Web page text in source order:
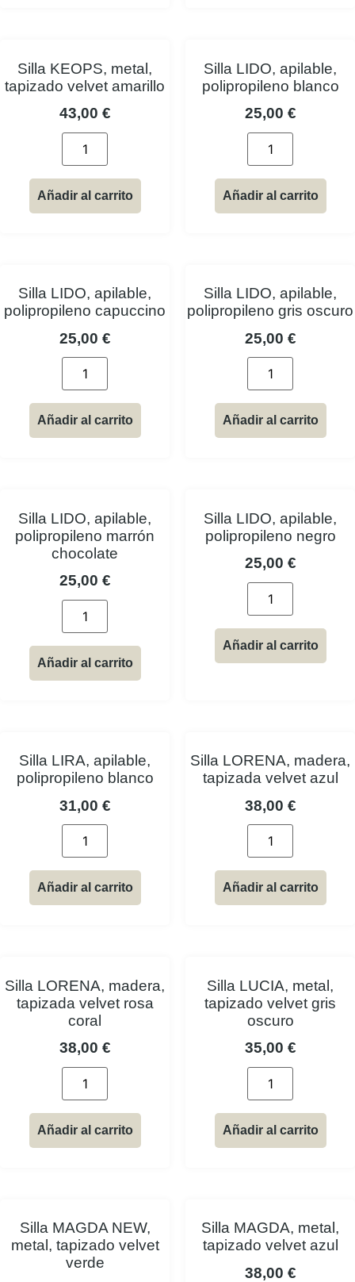
Silla KEOPS, metal,
tapizado velvet amarillo
43,00 €
Añadir al carrito
Silla LIDO, apilable,
polipropileno blanco
25,00 €
Añadir al carrito
Silla LIDO, apilable,
polipropileno capuccino
25,00 €
Añadir al carrito
Silla LIDO, apilable,
polipropileno gris oscuro
25,00 €
Añadir al carrito
Silla LIDO, apilable,
polipropileno marrón
chocolate
25,00 €
Añadir al carrito
Silla LIDO, apilable,
polipropileno negro
25,00 €
Añadir al carrito
Silla LIRA, apilable,
polipropileno blanco
31,00 €
Añadir al carrito
Silla LORENA, madera,
tapizada velvet azul
38,00 €
Añadir al carrito
Silla LORENA, madera,
tapizada velvet rosa
coral
38,00 €
Añadir al carrito
Silla LUCIA, metal,
tapizado velvet gris
oscuro
35,00 €
Añadir al carrito
Silla MAGDA NEW,
metal, tapizado velvet
verde
Silla MAGDA, metal,
tapizado velvet azul
38,00 €